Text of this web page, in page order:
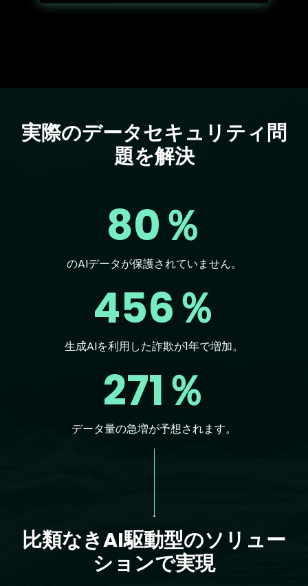
Text
実際のデータセキュリティ問
題を解決
80％
のAIデータが保護されていません。
456％
生成AIを利用した詐欺が1年で増加。
271％
データ量の急増が予想されます。
比類なきAI駆動型のソリュー
ションで実現